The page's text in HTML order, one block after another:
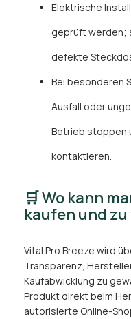
Elektrische
geprüft werden;
defekte
Bei besonderen
Ausfall oder
Betrieb stoppen
kontaktieren.
🛒 Wo kann
kaufen und
Vital Pro Breeze wird
Transparenz,
Kaufabwicklung zu
Produkt direkt beim
autorisierte Online-